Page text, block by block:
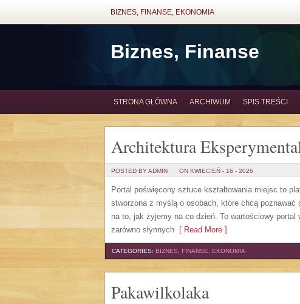
BIZNES, FINANSE, EKONOMIA
Biznes, Finanse
STRONA GŁÓWNA ARCHIWUM SPIS TREŚCI
Architektura
POSTED BY ADMIN ON KWIECIEŃ - 16 - 2026
Portal poświęcony sztuce kształtowania miejsc to
stworzona z myślą o osobach, które chcą poznawać
na to, jak żyjemy na co dzień. To wartościowy
zarówno słynnych [ Read More ]
CATEGORIES: BIZNES, FINANSE, EKONOMIA
Pakawilkolaka